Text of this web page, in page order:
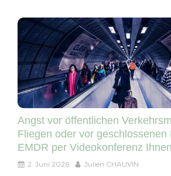
Angst vor öffentlichen
Fliegen oder vor geschlossenen
EMDR per Videokonferenz
2. Juni 2026 Julien CHAUVIN